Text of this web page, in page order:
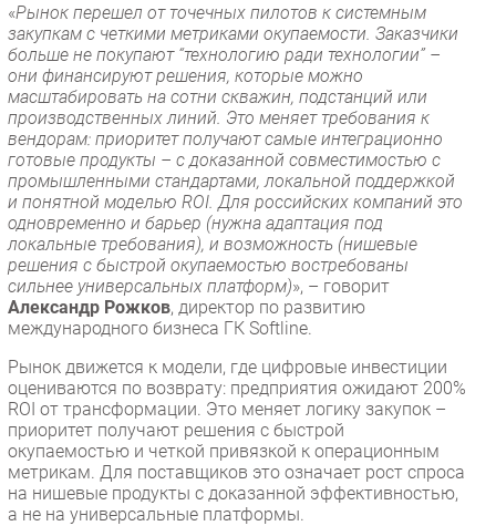
«Рынок перешел от точечных пилотов к системным
закупкам с четкими метриками окупаемости. Заказчики
больше не покупают “технологию ради технологии” –
они финансируют решения, которые можно
масштабировать на сотни скважин, подстанций или
производственных линий. Это меняет требования к
вендорам: приоритет получают самые интеграционно
готовые продукты – с доказанной совместимостью с
промышленными стандартами, локальной поддержкой
и понятной моделью ROI. Для российских компаний это
одновременно и барьер (нужна адаптация под
локальные требования), и возможность (нишевые
решения с быстрой окупаемостью востребованы
сильнее универсальных платформ)», – говорит
Александр Рожков, директор по развитию
международного бизнеса ГК Softline.
Рынок движется к модели, где цифровые инвестиции
оцениваются по возврату: предприятия ожидают 200%
ROI от трансформации. Это меняет логику закупок –
приоритет получают решения с быстрой
окупаемостью и четкой привязкой к операционным
метрикам. Для поставщиков это означает рост спроса
на нишевые продукты с доказанной эффективностью,
а не на универсальные платформы.